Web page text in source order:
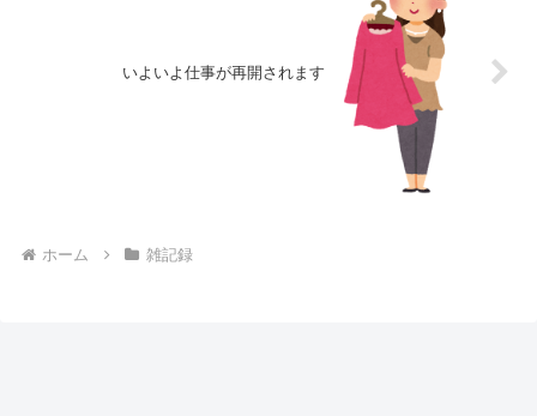
いよいよ仕事が再開されます
ホーム 雑記録